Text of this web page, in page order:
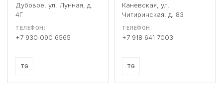
Дубовое, ул. Лунная, д.
4Г
ТЕЛЕФОН:
+7 930 090 6565
TG
Каневская, ул.
Чигиринская, д. 83
ТЕЛЕФОН:
+7 918 641 7003
TG